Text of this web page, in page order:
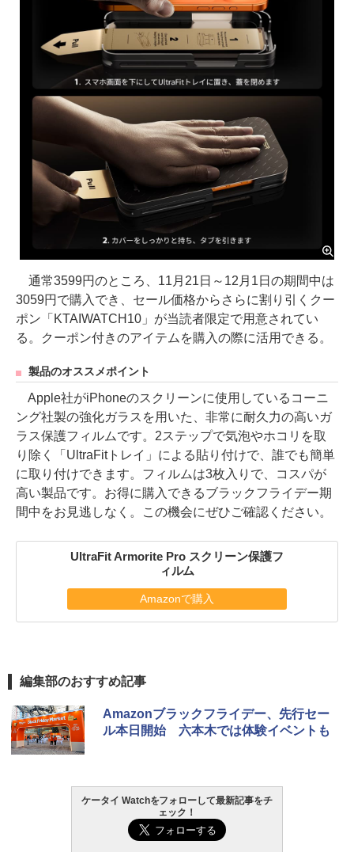
通常3599円のところ、11月21日～12月1日の期間中は
3059円で購入でき、セール価格からさらに割り引くクー
ポン「KTAIWATCH10」が当読者限定で用意されてい
る。クーポン付きのアイテムを購入の際に活用できる。
製品のオススメポイント
Apple社がiPhoneのスクリーンに使用しているコーニ
ング社製の強化ガラスを用いた、非常に耐久力の高いガ
ラス保護フィルムです。2ステップで気泡やホコリを取
り除く「UltraFitトレイ」による貼り付けで、誰でも簡単
に取り付けできます。フィルムは3枚入りで、コスパが
高い製品です。お得に購入できるブラックフライデー期
間中をお見逃しなく。この機会にぜひご確認ください。
UltraFit Armorite Pro スクリーン保護フ
ィルム
Amazonで購入
編集部のおすすめ記事
Amazonブラックフライデー、先行セー
ル本日開始 六本木では体験イベントも
ケータイ Watchをフォローして最新記事をチ
ェック！